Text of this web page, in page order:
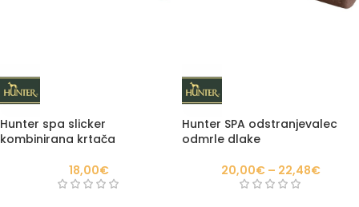
Hunter spa slicker
kombinirana krtača
18,00€
Hunter SPA odstranjevalec
odmrle dlake
20,00€ – 22,48€